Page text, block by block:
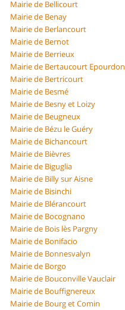
Mairie de Bellicourt
Mairie de Benay
Mairie de Berlancourt
Mairie de Bernot
Mairie de Berrieux
Mairie de Bertaucourt Epourdon
Mairie de Bertricourt
Mairie de Besmé
Mairie de Besny et Loizy
Mairie de Beugneux
Mairie de Bézu le Guéry
Mairie de Bichancourt
Mairie de Bièvres
Mairie de Biguglia
Mairie de Billy sur Aisne
Mairie de Bisinchi
Mairie de Blérancourt
Mairie de Bocognano
Mairie de Bois lès Pargny
Mairie de Bonifacio
Mairie de Bonnesvalyn
Mairie de Borgo
Mairie de Bouconville Vauclair
Mairie de Bouffignereux
Mairie de Bourg et Comin